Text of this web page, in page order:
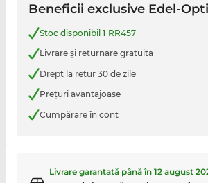
Beneficii exclusive Edel-
Stoc disponibil 1 RR457
Livrare şi returnare gratuita
Drept la retur 30 de zile
Preţuri avantajoase
Cumpărare în cont
Livrare garantată până în 12 august